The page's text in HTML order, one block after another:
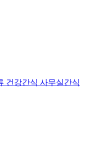
건강간식 사무실간식